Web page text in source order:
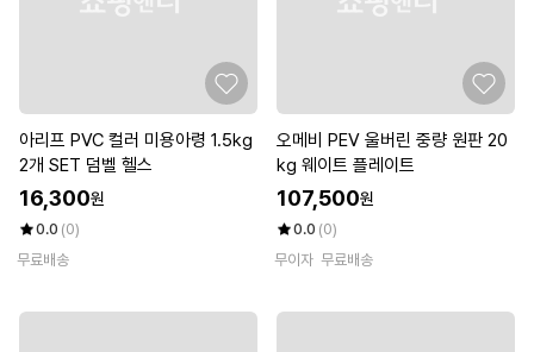
아리프 PVC 컬러 미용아령 1.5kg
2개 SET 덤벨 헬스
16,300원
0.0 (0)
무료배송
오메비 PEV 울버린 중량 원판 20
kg 웨이트 플레이트
107,500원
0.0 (0)
무이자 무료배송